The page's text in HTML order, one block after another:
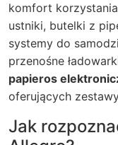
komfort
ustniki, butelki z
systemy do
przenośne
papieros
oferujących
Jak